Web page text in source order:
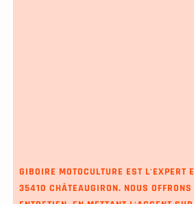
GIBOIRE MOTOCULTURE EST L'EXPERT
35410 CHÂTEAUGIRON. NOUS